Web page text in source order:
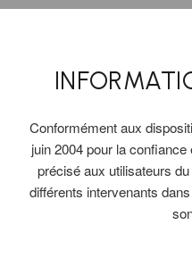
Conformément aux
juin 2004 pour la
précisé aux utilisateurs
différents intervenants